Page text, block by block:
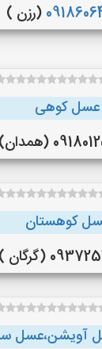
(رزن )
عسل کوهی
(همدان)
کوهستان
(گرگان )
آویشن،عسل